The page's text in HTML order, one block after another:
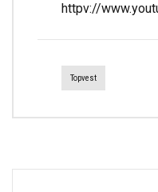
httpv://
Topvest